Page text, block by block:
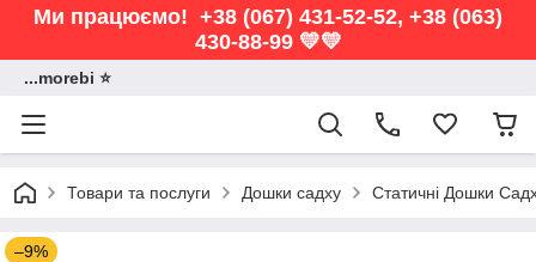
Ми працюємо! +38 (067) 431-52-52, +38 (063)
430-88-99 💛💛
...morebi ⭐️
Товари та послуги Дошки садху Статичні Дошки
–9%